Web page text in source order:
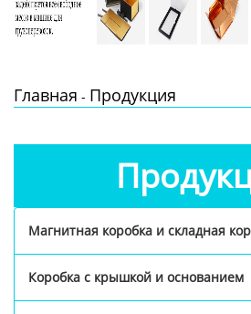
Главная - Продукция
Магнитная коробка и складная
Коробка с крышкой и основанием